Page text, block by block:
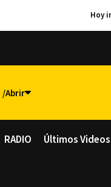
RADIO Últimos Videos